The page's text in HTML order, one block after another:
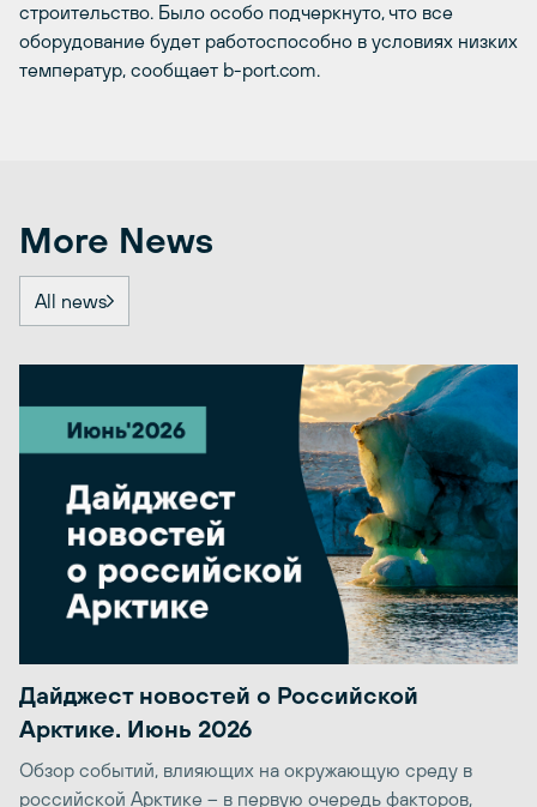
строительство. Было особо подчеркнуто, что все
оборудование будет работоспособно в условиях низких
температур, сообщает b-port.com.
More News
All news
Дайджест новостей о Российской
Арктике. Июнь 2026
Обзор событий, влияющих на окружающую среду в
российской Арктике – в первую очередь факторов,